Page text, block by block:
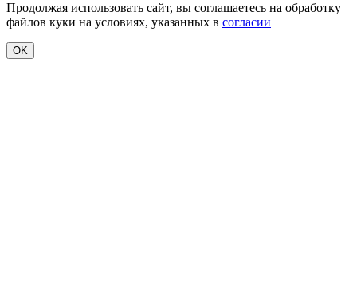
Продолжая использовать сайт, вы соглашаетесь на обработку
файлов куки на условиях, указанных в согласии
OK